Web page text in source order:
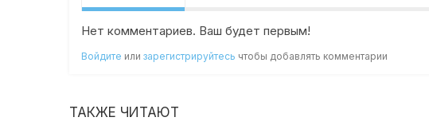
Нет комментариев. Ваш будет первым!
Войдите илизарегистрируйтесь чтобы добавлять комментарии
ТАКЖЕ ЧИТАЮТ